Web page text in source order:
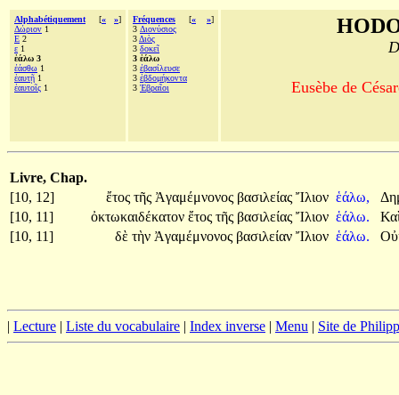
Alphabétiquement [« »]
Δώριον 1
Ε 2
ε 1
ἑάλω 3
ἐάσθω 1
ἑαυτῇ 1
ἑαυτοῖς 1
Fréquences [« »]
3 Διονύσιος
3Διὸς
3 δοκεῖ
3 ἑάλω
3 ἐβασίλευσε
3 ἑβδομήκοντα
3 Ἑβραῖοι Eusèbe de
Livre, Chap.
[10, 12]
ἔτος τῆς Ἀγαμέμνονος βασιλείας Ἴλιον ἑάλω,
[10, 11]
ὀκτωκαιδέκατον ἔτος τῆς βασιλείας Ἴλιον ἑάλω.
[10, 11]
δὲ τὴν Ἀγαμέμνονος βασιλείαν Ἴλιον ἑάλω.
| Lecture | Liste du vocabulaire | Index inverse | Menu | Site de